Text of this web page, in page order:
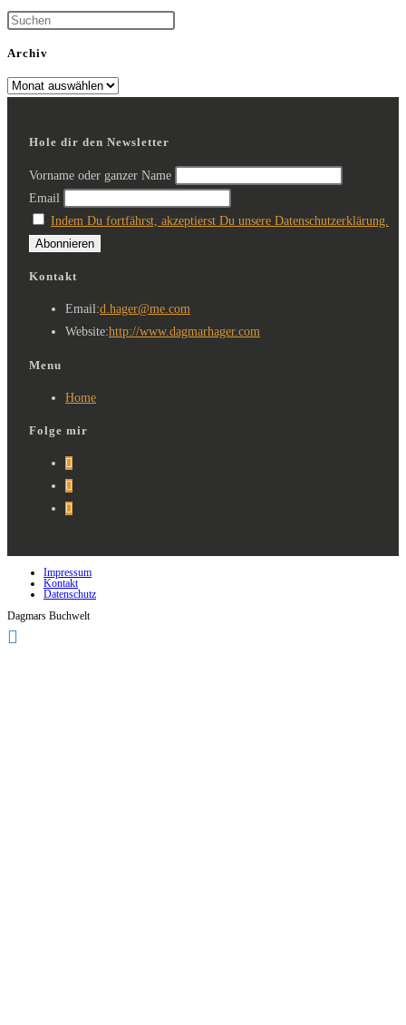
Archiv
Hole dir den Newsletter
Vorname oder ganzer Name
Email
Indem Du fortfährst, akzeptierst Du unsere Datenschutzerklärung.
Kontakt
Email:d.hager@me.com
Website:http://www.dagmarhager.com
Menu
Home
Folge mir
Impressum
Kontakt
Datenschutz
Dagmars Buchwelt